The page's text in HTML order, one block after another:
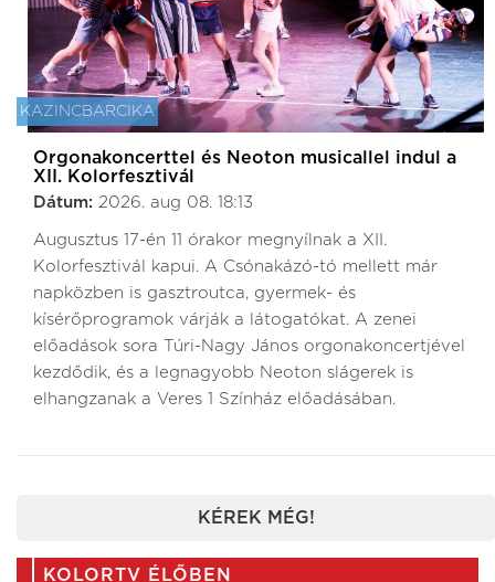
KAZINCBARCIKA
Orgonakoncerttel és Neoton musicallel indul a
XII. Kolorfesztivál
Dátum: 2026. aug 08. 18:13
Augusztus 17-én 11 órakor megnyílnak a XII.
Kolorfesztivál kapui. A Csónakázó-tó mellett már
napközben is gasztroutca, gyermek- és
kísérőprogramok várják a látogatókat. A zenei
előadások sora Túri-Nagy János orgonakoncertjével
kezdődik, és a legnagyobb Neoton slágerek is
elhangzanak a Veres 1 Színház előadásában.
KÉREK MÉG!
KOLORTV ÉLŐBEN